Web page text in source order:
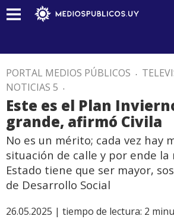
PORTAL MEDIOS PÚBLICOS .
NOTICIAS 5 .
Este es el Plan
grande, afirmó Civila
No es un mérito; cada vez hay
situación de calle y por ende la
Estado tiene que ser mayor,
de Desarrollo Social
26.05.2025 | tiempo de lectura: 2